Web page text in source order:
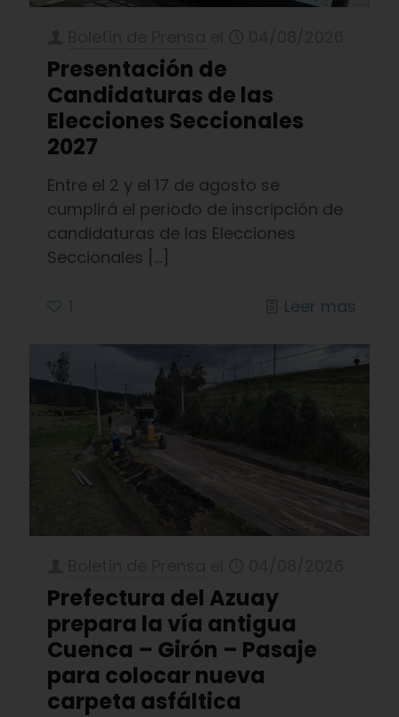
Presentación de
Candidaturas de las
Elecciones Seccionales
2027
Entre el 2 y el 17 de agosto se
cumplirá el periodo de inscripción de
candidaturas de las Elecciones
Seccionales […]
Leer mas
Prefectura del Azuay
prepara la vía antigua
Cuenca – Girón – Pasaje
para colocar nueva
carpeta asfáltica